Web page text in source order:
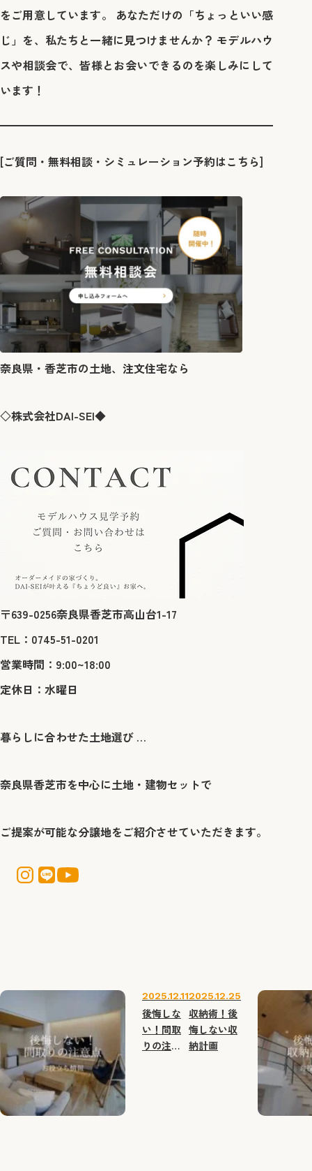
をご用意しています。 あなただけの「ちょっといい感
じ」を、私たちと一緒に見つけませんか？ モデルハウ
スや相談会で、皆様とお会いできるのを楽しみにして
います！
[ご質問・無料相談・シミュレーション予約はこちら]
奈良県・香芝市の土地、注文住宅なら
◇株式会社DAI-SEI◆
〒639-0256奈良県香芝市高山台1-17
TEL：0745-51-0201
営業時間：9:00~18:00
定休日：水曜日
暮らしに合わせた土地選び … ​
奈良県香芝市を中心に土地・建物セットで
ご提案が可能な分譲地をご紹介させていただきます。
2025.12.11
後悔しな
い！間取
りの注意
2025.12.25
収納術！後
悔しない収
納計画